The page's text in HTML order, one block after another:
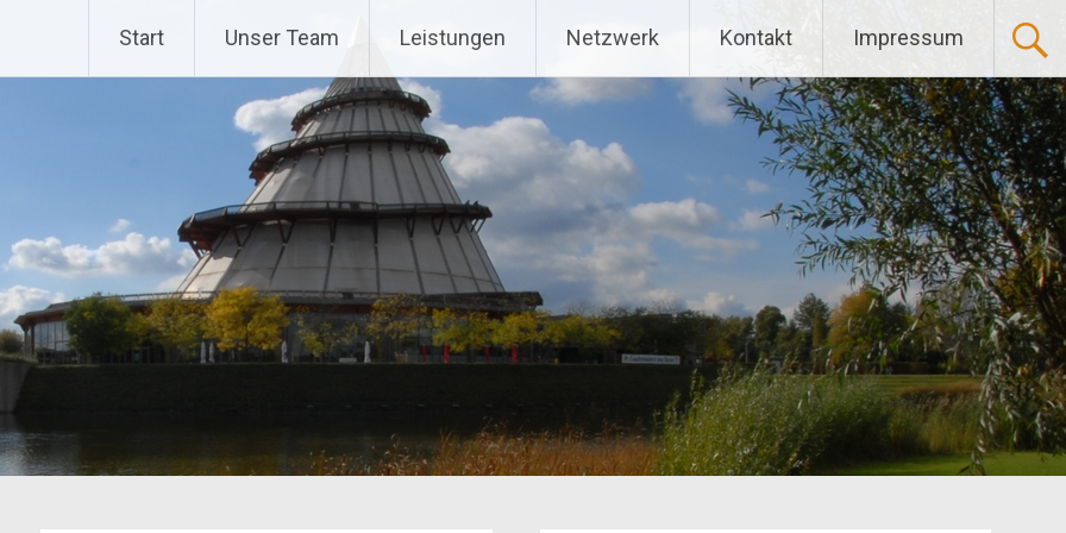
Start Unser Team Leistungen Netzwerk Kontakt Impressum